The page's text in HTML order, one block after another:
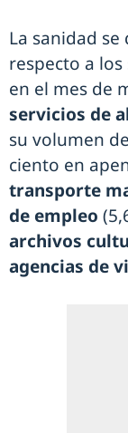
La sanidad
respecto a
en el mes de
servicios de
su volumen
ciento en
transporte
de empleo
archivos
agencias de